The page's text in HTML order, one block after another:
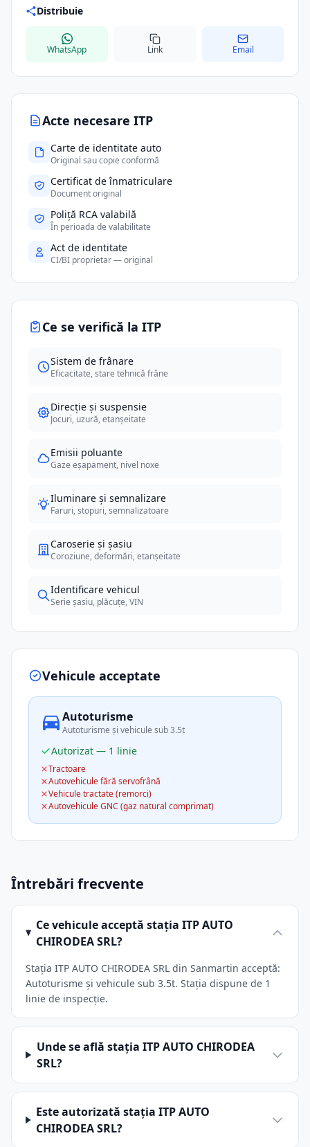
Acte necesare ITP
Carte de identitate auto
Original sau copie conformă
Certificat de înmatriculare
Document original
Poliță RCA valabilă
În perioada de valabilitate
Act de identitate
CI/BI proprietar — original
Ce se verifică la ITP
Sistem de frânare
Eficacitate, stare tehnică frâne
Direcție și suspensie
Jocuri, uzură, etanșeitate
Emisii poluante
Gaze eșapament, nivel noxe
Iluminare și semnalizare
Faruri, stopuri, semnalizatoare
Caroserie și șasiu
Coroziune, deformări, etanșeitate
Identificare vehicul
Serie șasiu, plăcuțe, VIN
Vehicule acceptate
Autoturisme
Autoturisme și vehicule sub 3.5t
Autorizat — 1 linie
Tractoare
Autovehicule fără servofrână
Vehicule tractate (remorci)
Autovehicule GNC (gaz natural comprimat)
Distribuie
WhatsApp Link Email
Întrebări frecvente
Ce vehicule acceptă stația ITP AUTO
CHIRODEA SRL?
Stația ITP AUTO CHIRODEA SRL din Sanmartin acceptă:
Autoturisme și vehicule sub 3.5t. Stația dispune de 1
linie de inspecție.
Unde se află stația ITP AUTO CHIRODEA
SRL?
Este autorizată stația ITP AUTO
CHIRODEA SRL?